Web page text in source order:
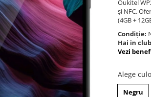
Oukitel
și NFC.
(4GB +
Condiție:
Hai in
Vezi
Alege
Negru